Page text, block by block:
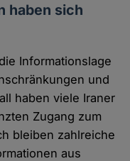
haben sich
Informationslage
und
haben viele Iraner
Zugang zum
bleiben zahlreiche
aus